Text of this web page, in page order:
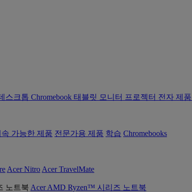
스크톱 Chromebook 태블릿 모니터 프로젝터 전자 제
속 가능한 제품 전문가용 제품 학습 Chromebooks
Acer Nitro Acer TravelMate
Acer AMD Ryzen™ 시리즈 노트북